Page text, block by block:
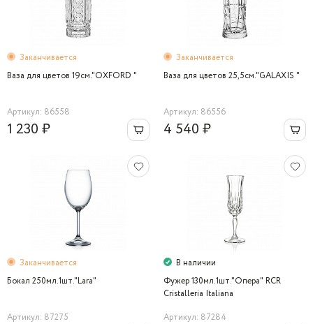
Заканчивается
Ваза для цветов 19см."OXFORD "
Артикул: 86558
1 230 ₽
Заканчивается
Ваза для цветов 25,5см."GALAXIS "
Артикул: 86556
4 540 ₽
Заканчивается
Бокал 250мл.1шт."Lara"
Артикул: 87275
В наличии
Фужер 130мл.1шт."Опера" RCR
Cristalleria Italiana
Артикул: 87284